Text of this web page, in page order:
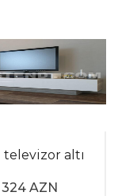
televizor altı
324 AZN